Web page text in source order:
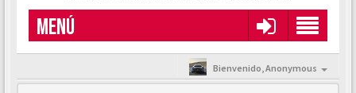
MENÚ
Bienvenido,Anonymous